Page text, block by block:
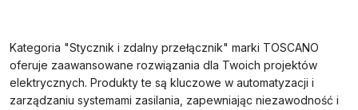
Kategoria "Stycznik i zdalny przełącznik" marki TOSCANO
oferuje zaawansowane rozwiązania dla Twoich projektów
elektrycznych. Produkty te są kluczowe w automatyzacji i
zarządzaniu systemami zasilania, zapewniając niezawodność i